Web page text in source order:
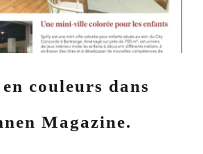
couleurs dans
Magazine.